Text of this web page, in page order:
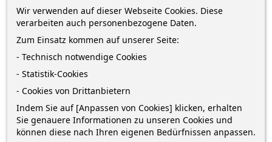
IN DEN WARENKORB
 Auf Lager
Wir verwenden auf dieser Webseite Cookies. Diese
verarbeiten auch personenbezogene Daten.
Zum Einsatz kommen auf unserer Seite:
- Technisch notwendige Cookies
- Statistik-Cookies
- Cookies von Drittanbietern
Indem Sie auf [Anpassen von Cookies] klicken, erhalten
Sie genauere Informationen zu unseren Cookies und
können diese nach Ihren eigenen Bedürfnissen anpassen.